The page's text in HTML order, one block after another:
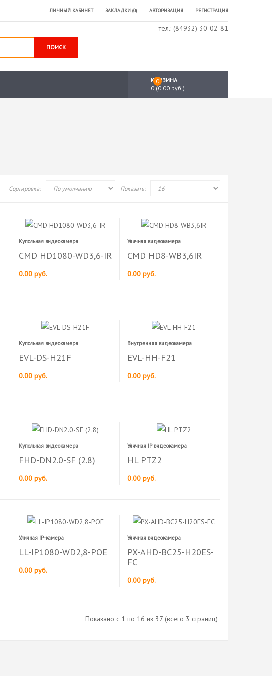
ЛИЧНЫЙ КАБИНЕТ ЗАКЛАДКИ (0) АВТОРИЗАЦИЯ РЕГИСТРАЦИЯ
ПОИСК
тел.: (84932) 30-02-81
КОРЗИНА
0
0 (0.00 руб.)
Сортировка: Показать:
Купольная видеокамера
CMD HD1080-WD3,6-IR
0.00 руб.
Уличная видеокамера
CMD HD8-WB3,6IR
0.00 руб.
Купольная видеокамера
EVL-DS-H21F
0.00 руб.
Внутренняя видеокамера
EVL-HH-F21
0.00 руб.
Купольная видеокамера
FHD-DN2.0-SF (2.8)
0.00 руб.
Уличная IP видеокамера
HL PTZ2
0.00 руб.
Уличная IP-камера
LL-IP1080-WD2,8-POE
0.00 руб.
Уличная видеокамера
PX-AHD-BC25-H20ES-
FC
0.00 руб.
Показано с 1 по 16 из 37 (всего 3 страниц)